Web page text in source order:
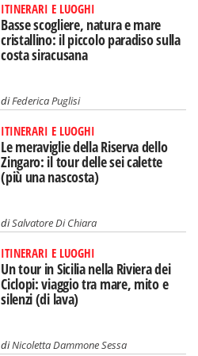
ITINERARI E LUOGHI
Basse scogliere, natura e mare
cristallino: il piccolo paradiso sulla
costa siracusana
diFederica Puglisi
ITINERARI E LUOGHI
Le meraviglie della Riserva dello
Zingaro: il tour delle sei calette
(più una nascosta)
diSalvatore Di Chiara
ITINERARI E LUOGHI
Un tour in Sicilia nella Riviera dei
Ciclopi: viaggio tra mare, mito e
silenzi (di lava)
diNicoletta Dammone Sessa